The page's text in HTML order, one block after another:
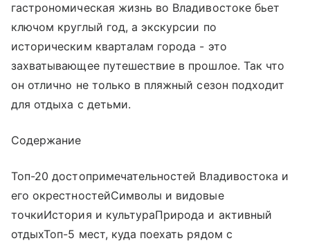
гастрономическая жизнь во Владивостоке бьет
ключом круглый год, а экскурсии по
историческим кварталам города - это
захватывающее путешествие в прошлое. Так что
он отлично не только в пляжный сезон подходит
для отдыха с детьми.
Содержание
Топ-20 достопримечательностей Владивостока и
его окрестностейСимволы и видовые
точкиИстория и культураПрирода и активный
отдыхТоп-5 мест, куда поехать рядом с